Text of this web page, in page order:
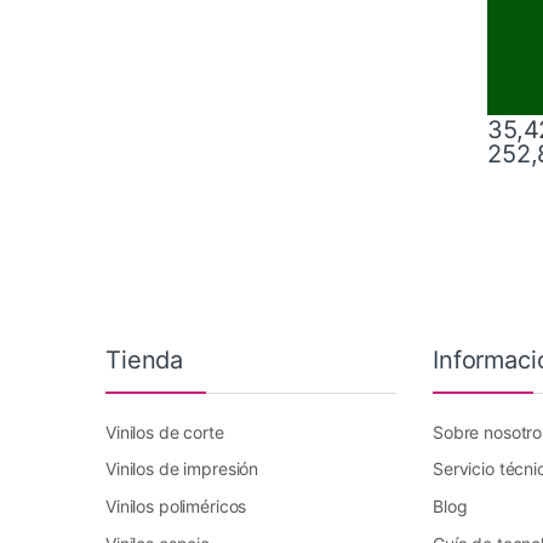
Este
Tienda
Vinilos de corte
Vinilos de impresión
Vinilos poliméricos
Sobre
Servicio
Blog